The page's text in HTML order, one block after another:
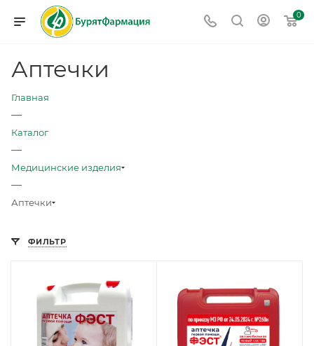
0
Аптечки
Главная
—
Каталог
—
Медицинские изделия
—
Аптечки
ФИЛЬТР